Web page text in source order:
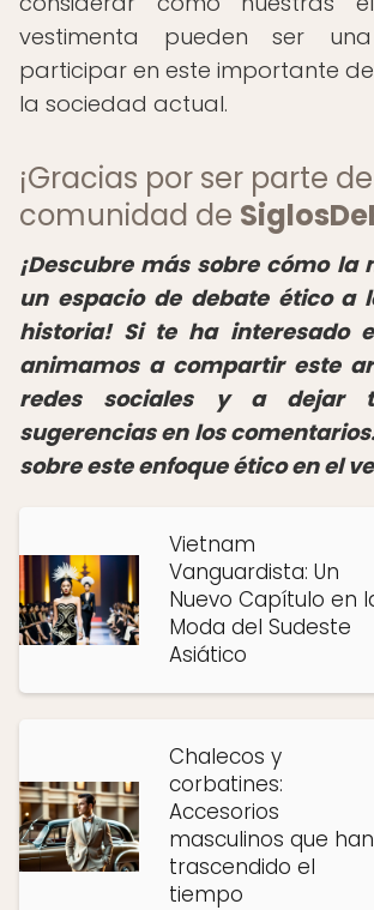
vestimenta pueden ser
participar en este importante
la sociedad actual.
¡Gracias por ser parte
comunidad de
¡Descubre más sobre cómo la
un espacio de debate ético a
historia! Si te ha interesado
animamos a compartir este
redes sociales y a dejar
sugerencias en los
sobre este enfoque ético en el
Vietnam
Vanguardista: Un
Nuevo Capítulo en
Moda del Sudeste
Asiático
Chalecos y
corbatines:
Accesorios
masculinos que han
trascendido el
tiempo